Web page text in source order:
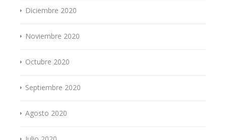
Diciembre 2020
Noviembre 2020
Octubre 2020
Septiembre 2020
Agosto 2020